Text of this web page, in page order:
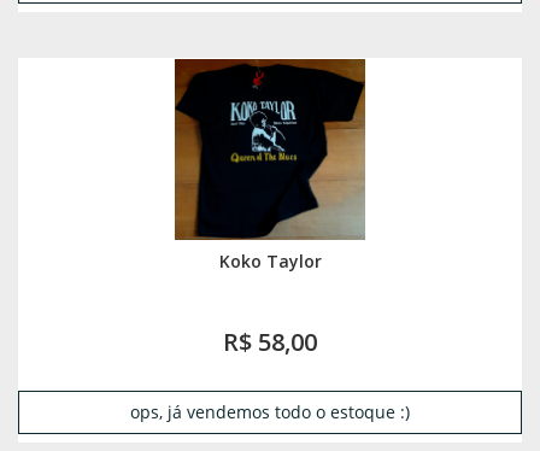
Koko Taylor
R$ 58,00
ops, já vendemos todo o estoque :)